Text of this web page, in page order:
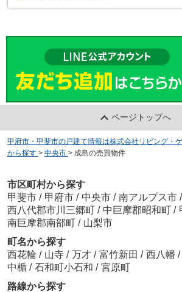
ページトップへ
甲府市・甲斐市の戸建て情報は株式会社リビング・
から探す > 中央市 > 成島の売買物件
市区町村から探す
甲斐市 / 甲府市 / 中央市 / 南アルプス市 /
西八代郡市川三郷町 / 中巨摩郡昭和町 /
南巨摩郡南部町 / 山梨市
町名から探す
西花輪 / 山寺 / 万才 / 富竹新田 / 西八幡 /
中楯 / 石和町小石和 / 宮原町
路線から探す